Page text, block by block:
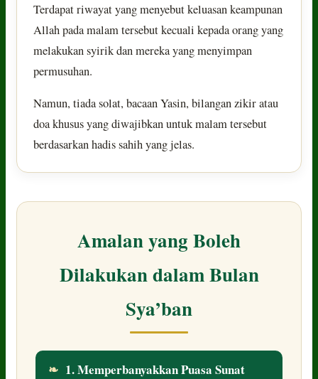
Terdapat riwayat yang menyebut keluasan keampunan
Allah pada malam tersebut kecuali kepada orang yang
melakukan syirik dan mereka yang menyimpan
permusuhan.
Namun, tiada solat, bacaan Yasin, bilangan zikir atau
doa khusus yang diwajibkan untuk malam tersebut
berdasarkan hadis sahih yang jelas.
Amalan yang Boleh
Dilakukan dalam Bulan
Sya’ban
❧ 1. Memperbanyakkan Puasa Sunat